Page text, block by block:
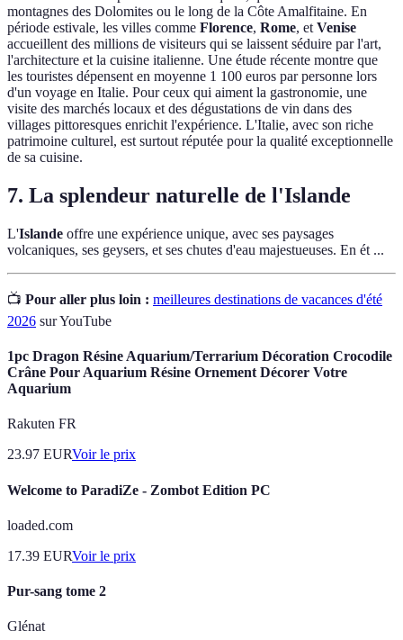
montagnes des Dolomites ou le long de la Côte Amalfitaine. En
période estivale, les villes comme Florence, Rome, et Venise
accueillent des millions de visiteurs qui se laissent séduire par l'art,
l'architecture et la cuisine italienne. Une étude récente montre que
les touristes dépensent en moyenne 1 100 euros par personne lors
d'un voyage en Italie. Pour ceux qui aiment la gastronomie, une
visite des marchés locaux et des dégustations de vin dans des
villages pittoresques enrichit l'expérience. L'Italie, avec son riche
patrimoine culturel, est surtout réputée pour la qualité exceptionnelle
de sa cuisine.
7. La splendeur naturelle de l'Islande
L'Islande offre une expérience unique, avec ses paysages
volcaniques, ses geysers, et ses chutes d'eau majestueuses. En ét ...
📺 Pour aller plus loin : meilleures destinations de vacances d'été
2026 sur YouTube
1pc Dragon Résine Aquarium/Terrarium Décoration Crocodile
Crâne Pour Aquarium Résine Ornement Décorer Votre
Aquarium
Rakuten FR
23.97 EURVoir le prix
Welcome to ParadiZe - Zombot Edition PC
loaded.com
17.39 EURVoir le prix
Pur-sang tome 2
Glénat